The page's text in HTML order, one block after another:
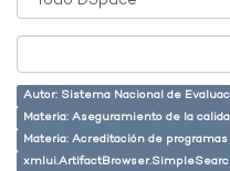
Autor: Sistema Nacional de
Materia: Aseguramiento de la
Materia: Acreditación de programas